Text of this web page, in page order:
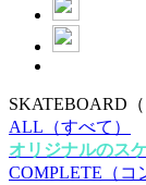
SKATEBOARD
ALL （すべて）
オリジナルのス
COMPLETE （